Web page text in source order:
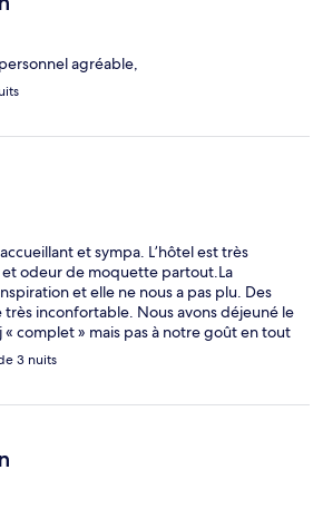
agréable,
et sympa. L’hôtel est très
odeur de moquette partout.La
et elle ne nous a pas plu. Des
inconfortable. Nous avons déjeuné le
complet » mais pas à notre goût en tout
voir ailleurs dès le deuxième jour car
aux alentours. On ne retournera
3 nuits